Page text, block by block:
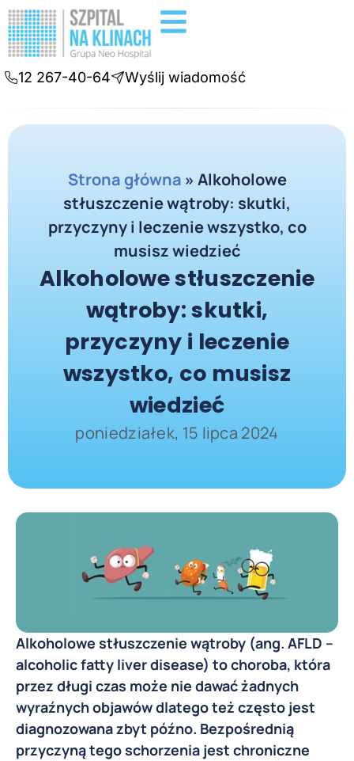
12 267-40-64 Wyślij wiadomość
Strona główna » Alkoholowe
stłuszczenie wątroby: skutki,
przyczyny i leczenie wszystko, co
musisz wiedzieć
Alkoholowe stłuszczenie
wątroby: skutki,
przyczyny i leczenie
wszystko, co musisz
wiedzieć
poniedziałek, 15 lipca 2024
Alkoholowe stłuszczenie wątroby (ang. AFLD –
alcoholic fatty liver disease) to choroba, która
przez długi czas może nie dawać żadnych
wyraźnych objawów dlatego też często jest
diagnozowana zbyt późno. Bezpośrednią
przyczyną tego schorzenia jest chroniczne